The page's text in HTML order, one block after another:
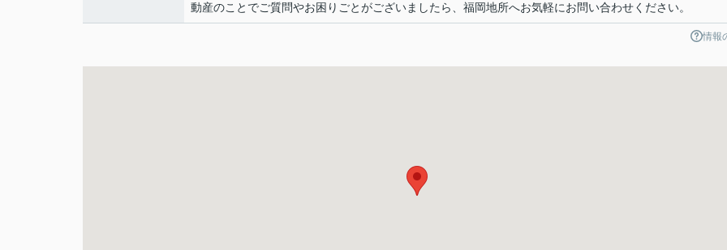
動産のことでご質問やお困りごとがございましたら、福岡地所へお気軽にお問い合わせください。
情報